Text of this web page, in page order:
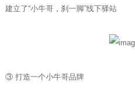
建立了“小牛哥，刹一脚”线下驿站
③ 打造一个小牛哥品牌